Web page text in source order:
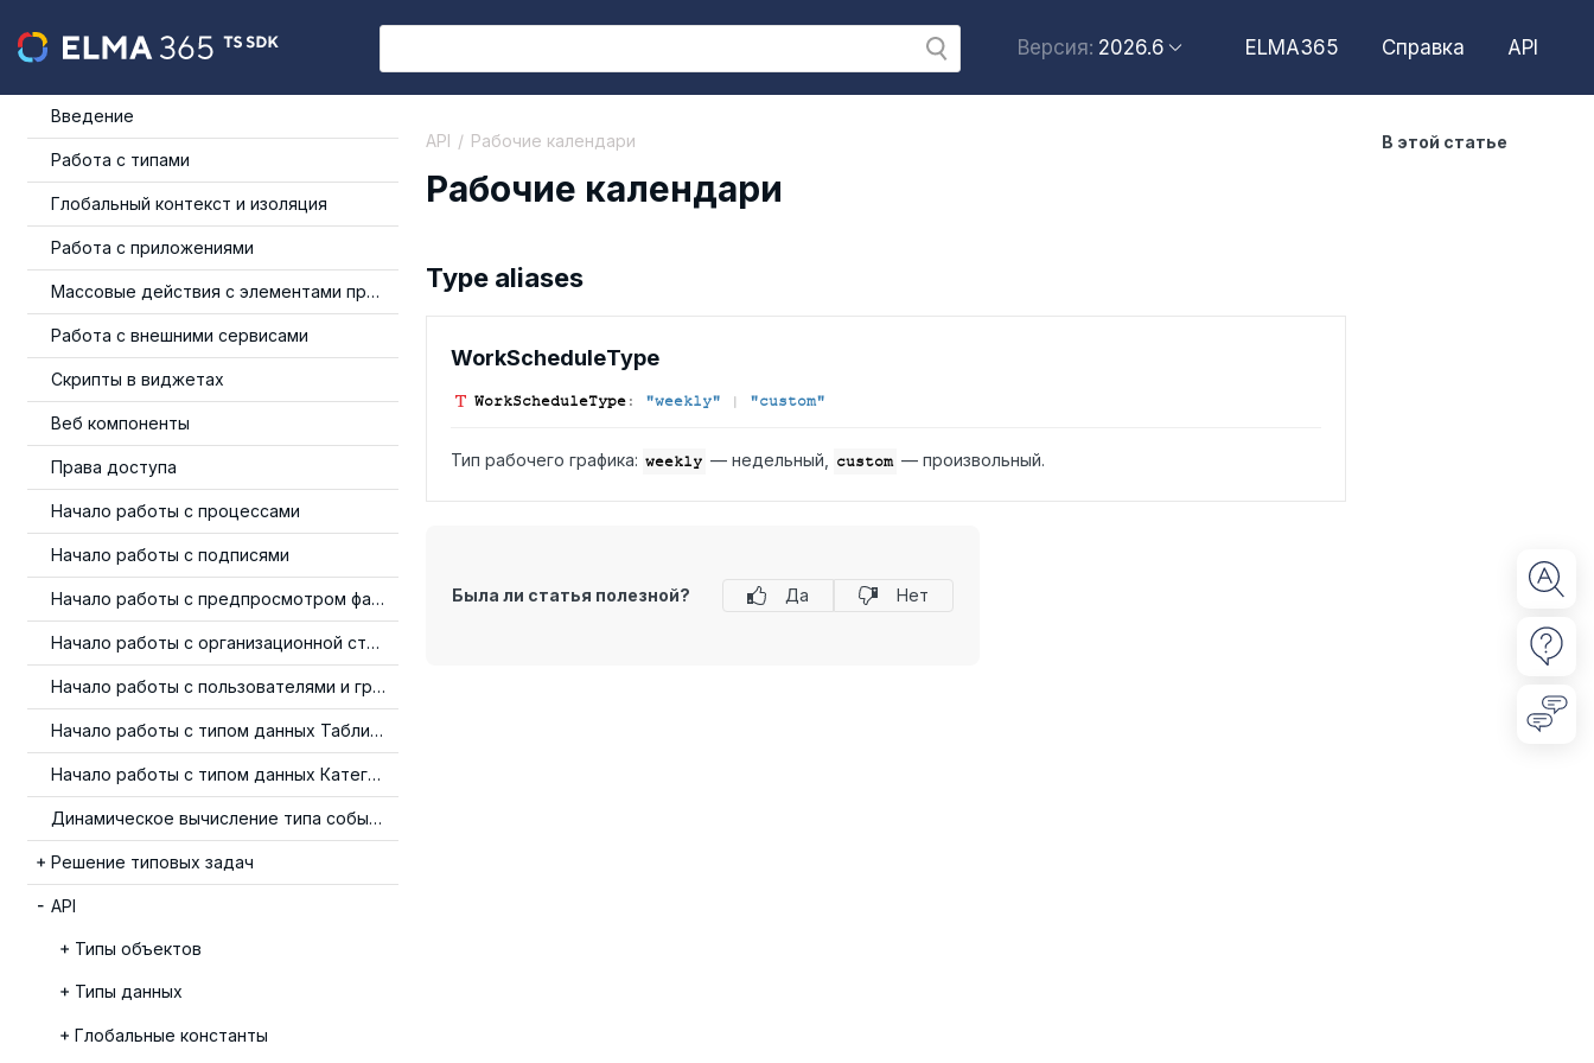
Версия: 2026.6
2026.6
ELMA365 Справка API
Введение
Работа с типами
Глобальный контекст и изоляция
Работа с приложениями
Массовые действия с элементами приложения
Работа с внешними сервисами
Скрипты в виджетах
Веб компоненты
Права доступа
Начало работы с процессами
Начало работы с подписями
Начало работы с предпросмотром файлов
Начало работы с организационной структурой
Начало работы с пользователями и группами
Начало работы с типом данных Таблица
Начало работы с типом данных Категория
Динамическое вычисление типа события
Решение типовых задач
API
Типы объектов
Типы данных
Глобальные константы
API Рабочие календари
Рабочие календари
Type aliases
WorkScheduleType
WorkScheduleType: "weekly" | "custom"
Тип рабочего графика: weekly — недельный, custom — произвольный.
Была ли статья полезной? Да Нет
В этой статье